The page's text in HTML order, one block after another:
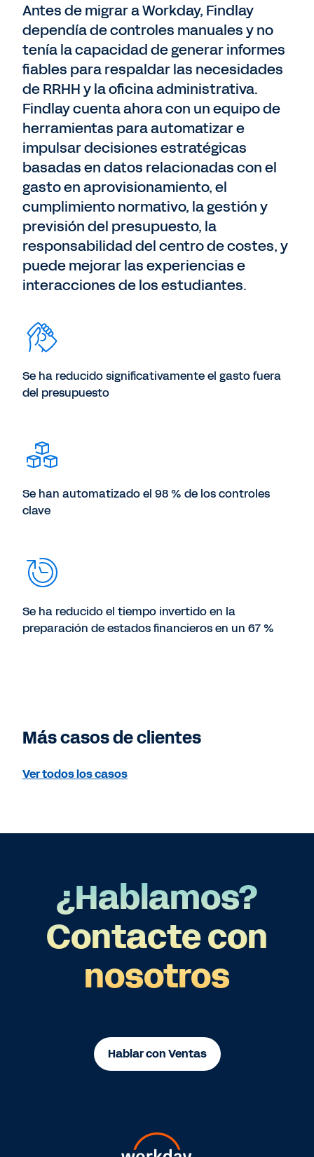
Antes de migrar a Workday, Findlay
dependía de controles manuales y no
tenía la capacidad de generar informes
fiables para respaldar las necesidades
de RRHH y la oficina administrativa.
Findlay cuenta ahora con un equipo de
herramientas para automatizar e
impulsar decisiones estratégicas
basadas en datos relacionadas con el
gasto en aprovisionamiento, el
cumplimiento normativo, la gestión y
previsión del presupuesto, la
responsabilidad del centro de costes, y
puede mejorar las experiencias e
interacciones de los estudiantes.
Se ha reducido significativamente el gasto fuera
del presupuesto
Se han automatizado el 98 % de los controles
clave
Se ha reducido el tiempo invertido en la
preparación de estados financieros en un 67 %
Más casos de clientes
Ver todos los casos
¿Hablamos?
Contacte con
nosotros
Hablar con Ventas